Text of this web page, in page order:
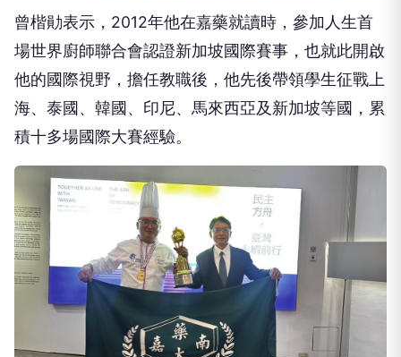
曾楷勛表示，2012年他在嘉藥就讀時，參加人生首
場世界廚師聯合會認證新加坡國際賽事，也就此開啟
他的國際視野，擔任教職後，他先後帶領學生征戰上
海、泰國、韓國、印尼、馬來西亞及新加坡等國，累
積十多場國際大賽經驗。